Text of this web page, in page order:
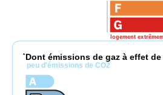
logement
* Dont émissions de gaz à effet de
peu d'émissions de CO2